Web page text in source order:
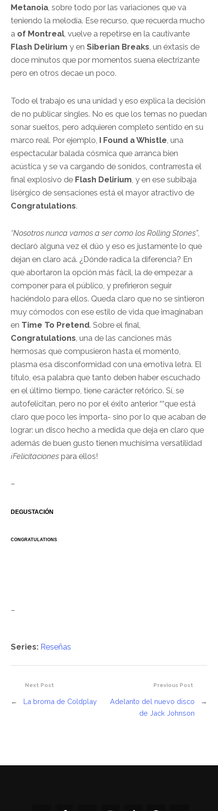
Metanoia, sobre todo por las variaciones que va
teniendo la melodía. Ese recurso, que recuerda mucho
a of Montreal, vuelve a repetirse en la cautivante
Flash Delirium y enSiberian Breaks, un éxtasis de
doce minutos que por momentos suena electrizante
pero en otros decae un poco.
Todo el trabajo es una unidad y eso explica la decisión
de no publicar singles. No es que los temas no puedan
sonar sueltos, pero adquieren completo sentido en su
marco real. Por ejemplo, I Found a Whistle , una
espectacular balada cósmica que arranca bien
acústica y se va cargando de sonidos, contrarresta el
final explosivo de Flash Delirium , y en ese subibaja
lisérgico de sensaciones está el mayor atractivo de
Congratulations.
“Nosotros nunca vamos a ser como los Rolling Stones”,
declaró alguna vez el dúo y eso es justamente lo que
dejan en claro acá. ¿Dónde radica la diferencia? En
que abortaron la opción más fácil, la de empezar a
componer para el público, y prefirieron seguir
haciéndolo para ellos. Queda claro que no se sintieron
muy cómodos con ese estilo de vida que imaginaban
en Time To Pretend. Sobre el final,
Congratulations, una de las canciones más
hermosas que compusieron hasta el momento,
plasma esa disconformidad con una emotiva letra. El
título, esa palabra que tanto deben haber escuchado
en el último tiempo, tiene carácter retórico. Sí, se
autofelicitan, pero no por el éxito anterior ““que está
claro que poco les importa- sino por lo que acaban de
lograr: un disco hecho a medida que deja en claro que
además de buen gusto tienen muchísima versatilidad
¡Felicitaciones para ellos!
–
DEGUSTACIÓN
CONGRATULATIONS
–
Series: Reseñas
Previous Post
Adelanto del nuevo disco
de Jack Johnson
→
Next Post
← La broma de Coldplay